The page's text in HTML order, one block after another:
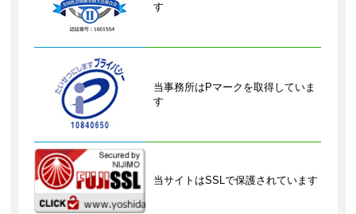
す
当事務所はPマークを取得していま
す
当サイトはSSLで保護されています